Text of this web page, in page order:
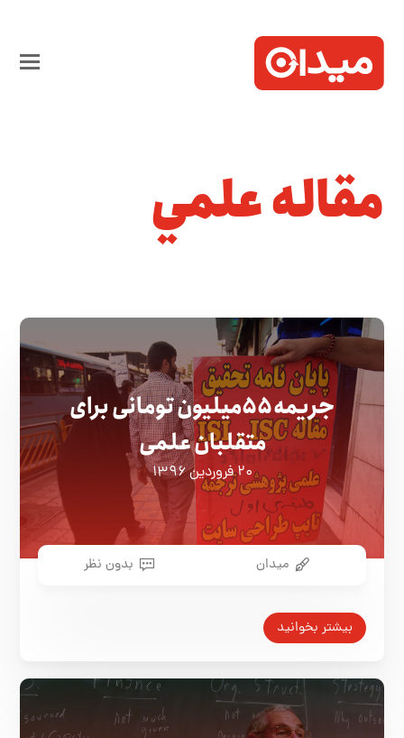
مقاله علمي
جریمه ۵۵میلیون تومانی برای
متقلبان علمی
۲۰ فروردین ۱۳۹۶
میدان بدون نظر
بیشتر بخوانید